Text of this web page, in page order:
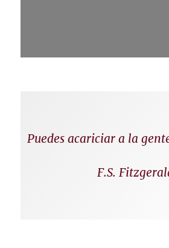
Puedes acariciar a la
F.S.